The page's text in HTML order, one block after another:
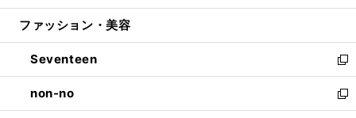
開
ウ
開
く
ン
ウ
で
開
く
ウ
ン
ド
ウ
で
開
ファッション・美容
Seventeen
新
し
い
ウ
non-no
新
し